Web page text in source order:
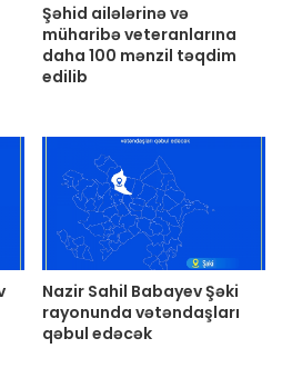
Şəhid ailələrinə və
müharibə veteranlarına
daha 100 mənzil təqdim
edilib
Nazir Sahil Babayev Şəki
rayonunda vətəndaşları
qəbul edəcək